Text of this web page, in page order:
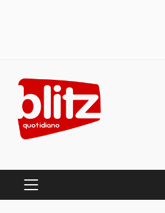
content
PRIMARY